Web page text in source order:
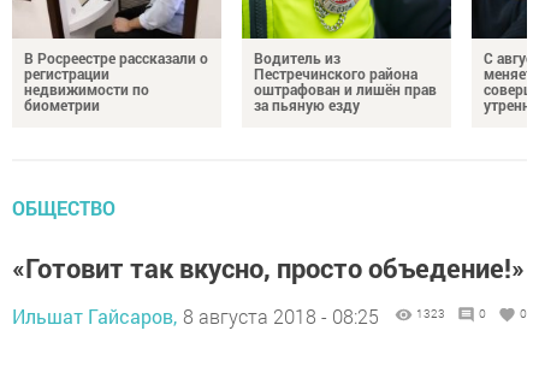
В Росреестре рассказали о
регистрации
недвижимости по
биометрии
Водитель из
Пестречинского района
оштрафован и лишён прав
за пьяную езду
С
ОБЩЕСТВО
«Готовит так вкусно, просто объедение!»
Ильшат Гайсаров, 8 августа 2018 - 08:25 1323 0 0